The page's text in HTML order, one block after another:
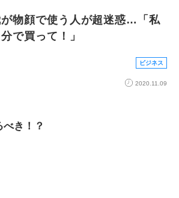
物顔で使う人が超迷惑…「私
で買って！」
ビジネス
2020.11.09
き！？